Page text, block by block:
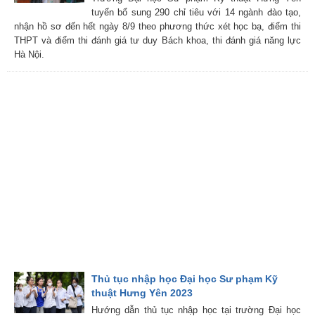
tuyển bổ sung 290 chỉ tiêu với 14 ngành đào tạo,
nhận hồ sơ đến hết ngày 8/9 theo phương thức xét học bạ, điểm thi
THPT và điểm thi đánh giá tư duy Bách khoa, thi đánh giá năng lực
Hà Nội.
Thủ tục nhập học Đại học Sư phạm Kỹ
thuật Hưng Yên 2023
Hướng dẫn thủ tục nhập học tại trường Đại học